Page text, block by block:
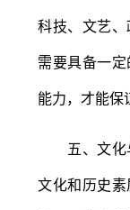
科技、文艺
需要具备一
能力，才能保
五、文化
文化和历史